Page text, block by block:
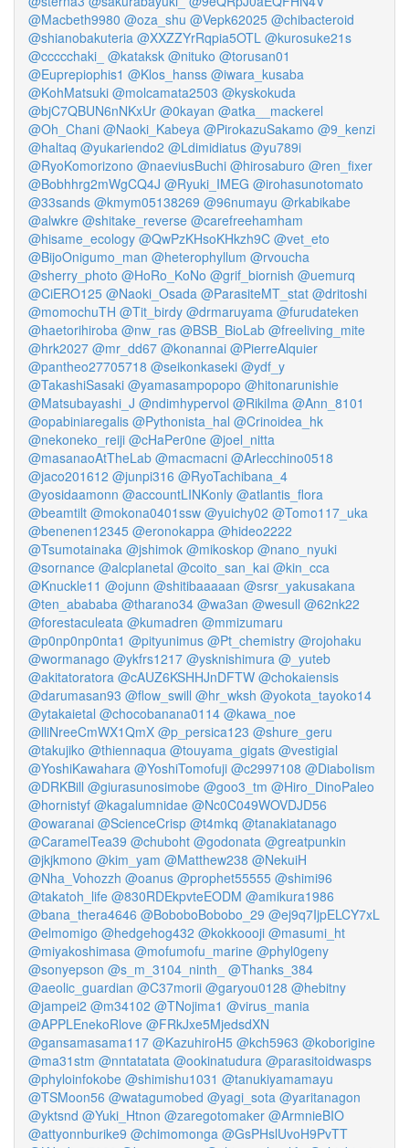
@Macbeth9980 @oza_shu @Vepk62025 @chibacteroid
@shianobakuteria @XXZZYrRqpia5OTL @kurosuke21s
@ccccchaki_ @kataksk @nituko @torusan01
@Euprepiophis1 @Klos_hanss @iwara_kusaba
@KohMatsuki @molcamata2503 @kyskokuda
@bjC7QBUN6nNKxUr @0kayan @atka__mackerel
@Oh_Chani @Naoki_Kabeya @PirokazuSakamo @9_kenzi
@haltaq @yukariendo2 @Ldimidiatus @yu789i
@RyoKomorizono @naeviusBuchi @hirosaburo @ren_fixer
@Bobhhrg2mWgCQ4J @Ryuki_IMEG @irohasunotomato
@33sands @kmym05138269 @96numayu @rkabikabe
@alwkre @shitake_reverse @carefreehamham
@hisame_ecology @QwPzKHsoKHkzh9C @vet_eto
@BijoOnigumo_man @heterophyllum @rvoucha
@sherry_photo @HoRo_KoNo @grif_biornish @uemurq
@CiERO125 @Naoki_Osada @ParasiteMT_stat @dritoshi
@momochuTH @Tit_birdy @drmaruyama @furudateken
@haetorihiroba @nw_ras @BSB_BioLab @freeliving_mite
@hrk2027 @mr_dd67 @konannai @PierreAlquier
@pantheo27705718 @seikonkaseki @ydf_y
@TakashiSasaki @yamasampopopo @hitonarunishie
@Matsubayashi_J @ndimhypervol @RikiIma @Ann_8101
@opabiniaregalis @Pythonista_hal @Crinoidea_hk
@nekoneko_reiji @cHaPer0ne @joel_nitta
@masanaoAtTheLab @macmacni @Arlecchino0518
@jaco201612 @junpi316 @RyoTachibana_4
@yosidaamonn @accountLINKonly @atlantis_flora
@beamtilt @mokona0401ssw @yuichy02 @Tomo117_uka
@benenen12345 @eronokappa @hideo2222
@Tsumotainaka @jshimok @mikoskop @nano_nyuki
@sornance @alcplanetal @coito_san_kai @kin_cca
@Knuckle11 @ojunn @shitibaaaaan @srsr_yakusakana
@ten_abababa @tharano34 @wa3an @wesull @62nk22
@forestaculeata @kumadren @mmizumaru
@p0np0np0nta1 @pityunimus @Pt_chemistry @rojohaku
@wormanago @ykfrs1217 @ysknishimura @_yuteb
@akitatoratora @cAUZ6KSHHJnDFTW @chokaiensis
@darumasan93 @flow_swill @hr_wksh @yokota_tayoko14
@ytakaietal @chocobanana0114 @kawa_noe
@lliNreeCmWX1QmX @p_persica123 @shure_geru
@takujiko @thiennaqua @touyama_gigats @vestigial
@YoshiKawahara @YoshiTomofuji @c2997108 @DiaboIism
@DRKBill @giurasunosimobe @goo3_tm @Hiro_DinoPaleo
@hornistyf @kagalumnidae @Nc0C049WOVDJD56
@owaranai @ScienceCrisp @t4mkq @tanakiatanago
@CaramelTea39 @chuboht @godonata @greatpunkin
@jkjkmono @kim_yam @Matthew238 @NekuiH
@Nha_Vohozzh @oanus @prophet55555 @shimi96
@takatoh_life @830RDEkpvteEODM @amikura1986
@bana_thera4646 @BoboboBobobo_29 @ej9q7IjpELCY7xL
@elmomigo @hedgehog432 @kokkoooji @masumi_ht
@miyakoshimasa @mofumofu_marine @phyl0geny
@sonyepson @s_m_3104_ninth_
@Thanks_384
@aeolic_guardian @C37morii @garyou0128 @hebitny
@jampei2 @m34102 @TNojima1 @virus_mania
@APPLEnekoRlove @FRkJxe5MjedsdXN
@gansamasama117 @KazuhiroH5 @kch5963 @koborigine
@ma31stm @nntatatata @ookinatudura @parasitoidwasps
@phyloinfokobe @shimishu1031 @tanukiyamamayu
@TSMoon56 @watagumobed @yagi_sota @yaritanagon
@yktsnd @Yuki_Htnon @zaregotomaker @ArmnieBIO
@attyonnburike9 @chimomonga @GsPHslUvoH9PvTT